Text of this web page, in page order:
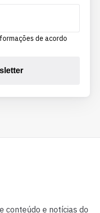
de acordo
conteúdo e notícias do